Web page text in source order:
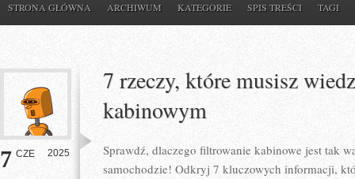
STRONA GŁÓWNA ARCHIWUM KATEGORIE SPIS TREŚCI TAGI
7 CZE 2025
7 rzeczy, które musisz
kabinowym
Sprawdź, dlaczego filtrowanie kabinowe jest tak
samochodzie! Odkryj 7 kluczowych informacji,